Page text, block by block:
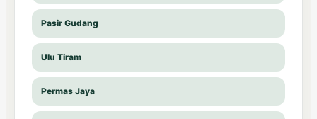
Pasir Gudang
Ulu Tiram
Permas Jaya